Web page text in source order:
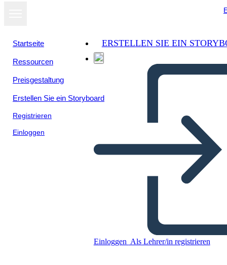
Startseite
Ressourcen
Preisgestaltung
Erstellen Sie ein Storyboard
Registrieren
Einloggen
ERSTELLEN SIE EIN
Einloggen Als Lehrer/in registrieren
Annie Sullivan - Biografia